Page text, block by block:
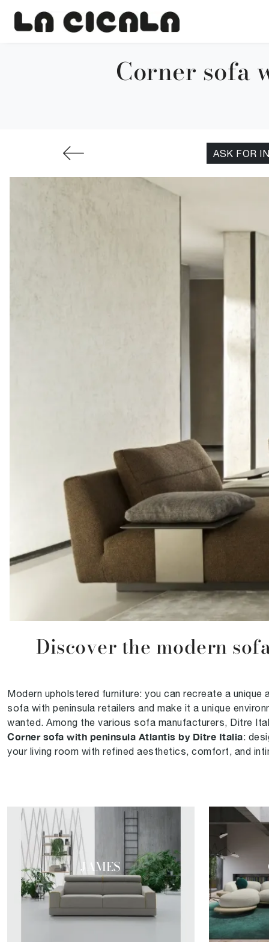
Corner sofa
ASK FOR
Discover the modern
Modern upholstered furniture: you can recreate a
sofa with peninsula retailers and make it a unique
wanted. Among the various sofa manufacturers, Ditre
Corner sofa with peninsula Atlantis by Ditre Italia:
your living room with refined aesthetics, comfort, and
JAMES